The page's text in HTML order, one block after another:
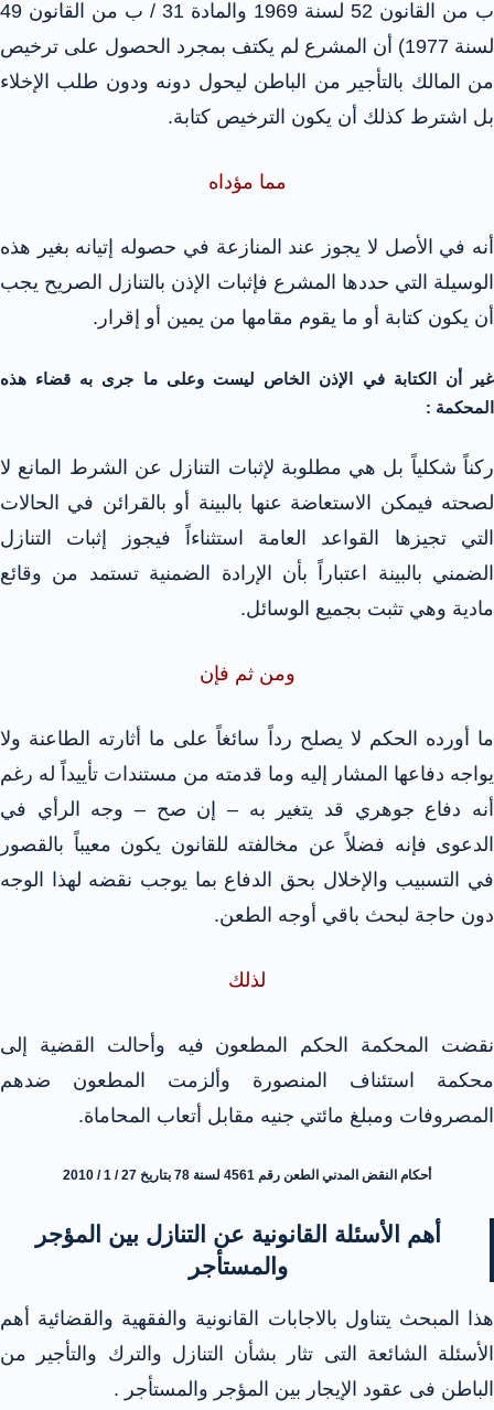
ب من القانون 52 لسنة 1969 والمادة 31 / ب من القانون 49
لسنة 1977) أن المشرع لم يكتف بمجرد الحصول على ترخيص
من المالك بالتأجير من الباطن ليحول دونه ودون طلب الإخلاء
بل اشترط كذلك أن يكون الترخيص كتابة.
مما مؤداه
أنه في الأصل لا يجوز عند المنازعة في حصوله إتيانه بغير هذه
الوسيلة التي حددها المشرع فإثبات الإذن بالتنازل الصريح يجب
أن يكون كتابة أو ما يقوم مقامها من يمين أو إقرار.
غير أن الكتابة في الإذن الخاص ليست وعلى ما جرى به قضاء هذه
المحكمة :
ركناً شكلياً بل هي مطلوبة لإثبات التنازل عن الشرط المانع لا
لصحته فيمكن الاستعاضة عنها بالبينة أو بالقرائن في الحالات
التي تجيزها القواعد العامة استثناءاً فيجوز إثبات التنازل
الضمني بالبينة اعتباراً بأن الإرادة الضمنية تستمد من وقائع
مادية وهي تثبت بجميع الوسائل.
ومن ثم فإن
ما أورده الحكم لا يصلح رداً سائغاً على ما أثارته الطاعنة ولا
يواجه دفاعها المشار إليه وما قدمته من مستندات تأييداً له رغم
أنه دفاع جوهري قد يتغير به – إن صح – وجه الرأي في
الدعوى فإنه فضلاً عن مخالفته للقانون يكون معيباً بالقصور
في التسبيب والإخلال بحق الدفاع بما يوجب نقضه لهذا الوجه
دون حاجة لبحث باقي أوجه الطعن.
لذلك
نقضت المحكمة الحكم المطعون فيه وأحالت القضية إلى
محكمة استئناف المنصورة وألزمت المطعون ضدهم
المصروفات ومبلغ مائتي جنيه مقابل أتعاب المحاماة.
أحكام النقض المدني الطعن رقم 4561 لسنة 78 بتاريخ 27 / 1 / 2010
أهم الأسئلة القانونية عن التنازل بين المؤجر
والمستأجر
هذا المبحث يتناول بالاجابات القانونية والفقهية والقضائية أهم
الأسئلة الشائعة التى تثار بشأن التنازل والترك والتأجير من
الباطن فى عقود الإيجار بين المؤجر والمستأجر .